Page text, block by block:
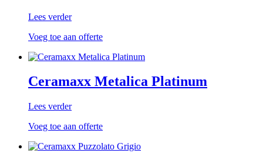
Lees verder
Voeg toe aan offerte
Ceramaxx Metalica Platinum
Lees verder
Voeg toe aan offerte